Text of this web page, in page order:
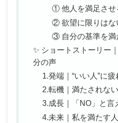
① 他人を満足させ
② 欲望に限りはな
③ 自分の基準を満
✨ ショートストーリー
分の声
1.発端｜“いい人”に疲
2.転機｜満たされな
3.成長｜「NO」と言
4.未来｜私を満たす